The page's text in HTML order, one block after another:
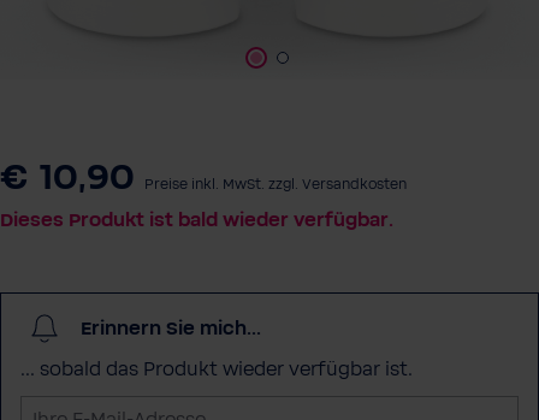
€ 10,90 Preise inkl. MwSt. zzgl. Versandkosten
Dieses Produkt ist bald wieder verfügbar.
Erinnern Sie mich...
... sobald das Produkt wieder verfügbar ist.